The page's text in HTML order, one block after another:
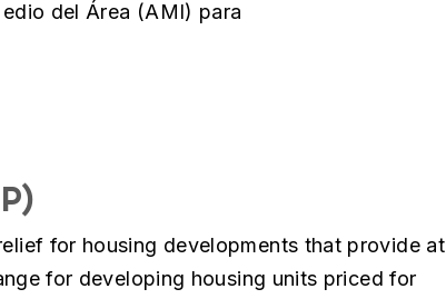
del Área (AMI) para
for housing developments that provide at
for developing housing units priced for